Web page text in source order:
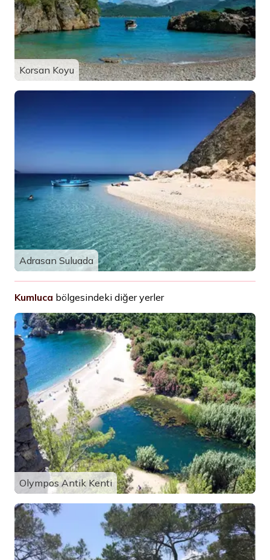
Korsan Koyu
Adrasan Suluada
Kumluca bölgesindeki diğer yerler
Olympos Antik Kenti